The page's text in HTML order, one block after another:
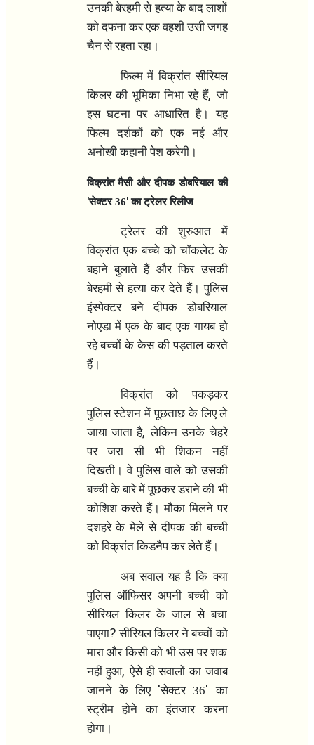
उनकी बेरहमी से हत्या के बाद लाशों
को दफना कर एक वहशी उसी जगह
चैन से रहता रहा।
फिल्म में विक्रांत सीरियल
किलर की भूमिका निभा रहे हैं,जो
इस घटना पर आधारित है। यह
फिल्म दर्शकों को एक नई और
अनोखी कहानी पेश करेगी।
विक्रांत मैसी और दीपक डोबरियाल की
'सेक्टर 36'का ट्रेलर रिलीज
ट्रेलर की शुरुआत में
विक्रांत एक बच्चे को चॉकलेट के
बहाने बुलाते हैं और फिर उसकी
बेरहमी से हत्या कर देते हैं। पुलिस
इंस्पेक्टर बने दीपक डोबरियाल
नोएडा में एक के बाद एक गायब हो
रहे बच्चों के केस की पड़ताल करते
हैं।
विक्रांत को पकड़कर
पुलिस स्टेशन में पूछताछ के लिए ले
जाया जाता है,लेकिन उनके चेहरे
पर जरा सी भी शिकन नहीं
दिखती। वे पुलिस वाले को उसकी
बच्ची के बारे में पूछकर डराने की भी
कोशिश करते हैं। मौका मिलने पर
दशहरे के मेले से दीपक की बच्ची
को विक्रांत किडनैप कर लेते हैं।
अब सवाल यह है कि क्या
पुलिस ऑफिसर अपनी बच्ची को
सीरियल किलर के जाल से बचा
पाएगा?सीरियल किलर ने बच्चों को
मारा और किसी को भी उस पर शक
नहीं हुआ,ऐसे ही सवालों का जवाब
जानने के लिए 'सेक्टर 36'का
स्ट्रीम होने का इंतजार करना
होगा।